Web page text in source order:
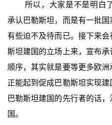
所以，大家是不是明白
承认巴勒斯坦，而是有一批
有些迫不及待而已。接下来
斯坦建国的立场上来，宣布
顺序，其实就是要等更多欧
正能起到促成巴勒斯坦实现
巴勒斯坦建国的先行者的话
国。